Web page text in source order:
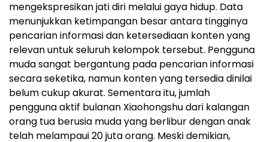
mengekspresikan jati diri melalui gaya hidup. Data
menunjukkan ketimpangan besar antara tingginya
pencarian informasi dan ketersediaan konten yang
relevan untuk seluruh kelompok tersebut. Pengguna
muda sangat bergantung pada pencarian informasi
secara seketika, namun konten yang tersedia dinilai
belum cukup akurat. Sementara itu, jumlah
pengguna aktif bulanan Xiaohongshu dari kalangan
orang tua berusia muda yang berlibur dengan anak
telah melampaui 20 juta orang. Meski demikian,